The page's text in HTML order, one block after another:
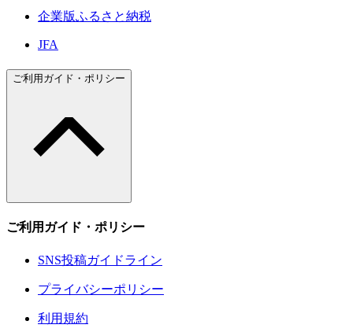
企業版ふるさと納税
JFA
ご利用ガイド・ポリシー
ご利用ガイド・ポリシー
SNS投稿ガイドライン
プライバシーポリシー
利用規約